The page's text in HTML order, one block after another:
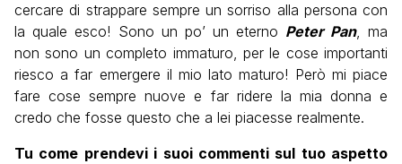
cercare di strappare sempre un sorriso alla persona con
la quale esco! Sono un po’ un eterno Peter Pan, ma
non sono un completo immaturo, per le cose importanti
riesco a far emergere il mio lato maturo! Però mi piace
fare cose sempre nuove e far ridere la mia donna e
credo che fosse questo che a lei piacesse realmente.
Tu come prendevi i suoi commenti sul tuo aspetto